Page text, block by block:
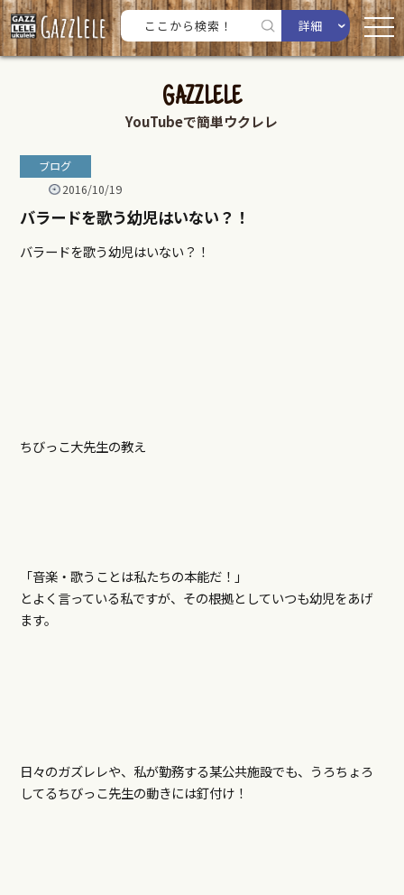
詳細
GAZZLELE
YouTubeで簡単ウクレレ
ブログ
2016/10/19
バラードを歌う幼児はいない？！
バラードを歌う幼児はいない？！
ちびっこ大先生の教え
「音楽・歌うことは私たちの本能だ！」
とよく言っている私ですが、その根拠としていつも幼児をあげ
ます。
日々のガズレレや、私が勤務する某公共施設でも、うろちょろ
してるちびっこ先生の動きには釘付け！